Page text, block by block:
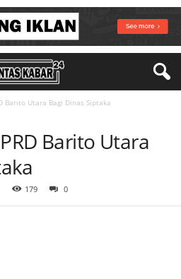
Barito Utara Bagi Dinas Siptaka
Barito Utara
179 0